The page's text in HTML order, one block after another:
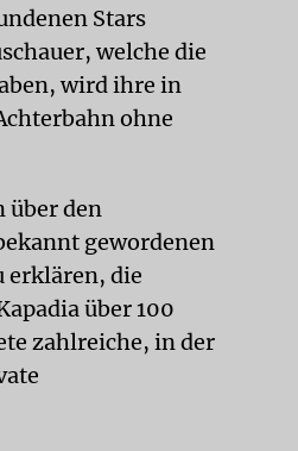
Stars
welche die
wird ihre in
ohne
über den
gewordenen
erklären, die
über 100
zahlreiche, in der